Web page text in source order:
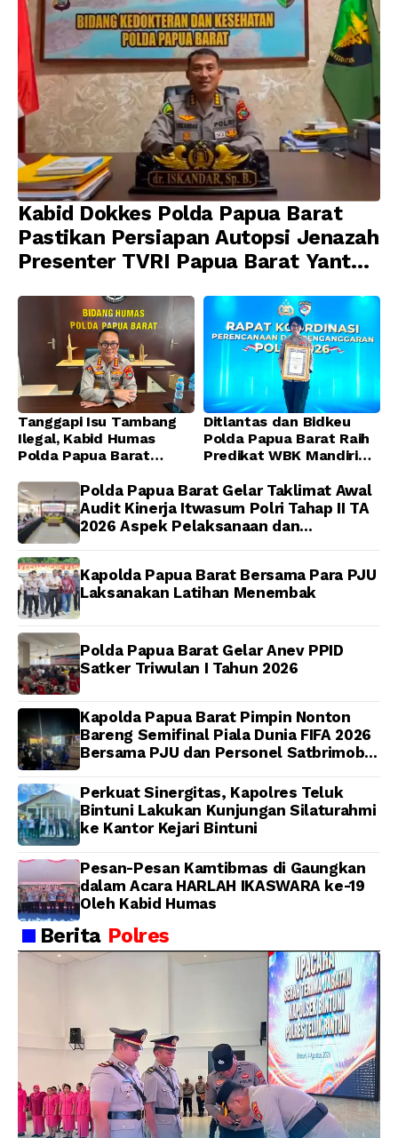
Kabid Dokkes Polda Papua Barat
Pastikan Persiapan Autopsi Jenazah
Presenter TVRI Papua Barat Yanto
Dijadwalkan Kamis
Tanggapi Isu Tambang
Ilegal, Kabid Humas
Polda Papua Barat
Toleransi bagi Oknum
Anggota
Ditlantas dan Bidkeu
Polda Papua Barat Raih
Predikat WBK Mandiri
Wujudkan Pelayanan
Bersih dan Berintegritas
Polda Papua Barat Gelar Taklimat Awal
Audit Kinerja Itwasum Polri Tahap II TA
2026 Aspek Pelaksanaan dan
Kapolda Papua Barat Bersama Para PJU
Laksanakan Latihan Menembak
Polda Papua Barat Gelar Anev PPID
Satker Triwulan I Tahun 2026
Kapolda Papua Barat Pimpin Nonton
Bareng Semifinal Piala Dunia FIFA 2026
Bersama PJU dan Personel Satbrimob
Perkuat Sinergitas, Kapolres Teluk
Bintuni Lakukan Kunjungan Silaturahmi
ke Kantor Kejari Bintuni
Pesan-Pesan Kamtibmas di Gaungkan
dalam Acara HARLAH IKASWARA ke-19
Oleh Kabid Humas
Berita Polres